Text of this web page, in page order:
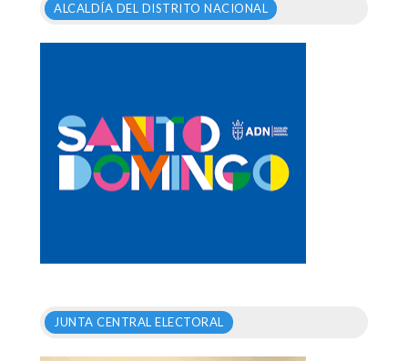
ALCALDÍA DEL DISTRITO NACIONAL
JUNTA CENTRAL ELECTORAL